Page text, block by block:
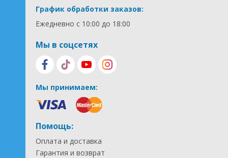
График обработки заказов:
Ежедневно с 10:00 до 18:00
Мы в соцсетях
Мы принимаем:
Помощь:
Оплата и доставка
Гарантия и возврат